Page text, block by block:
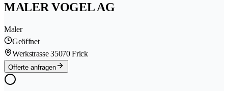
MALER VOGEL AG
Maler
Geöffnet
Werkstrasse 35070 Frick
Offerte anfragen